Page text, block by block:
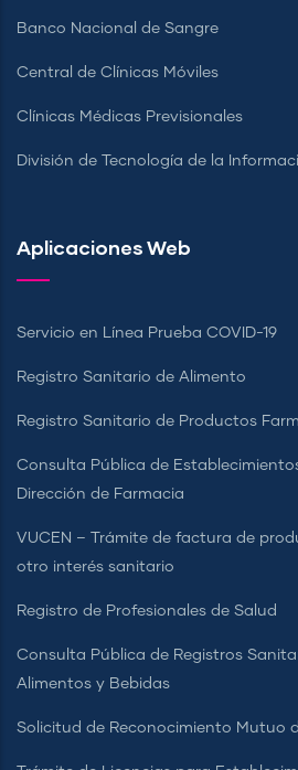
Banco Nacional de Sangre
Central de Clínicas Móviles
Clínicas Médicas Previsionales
División de Tecnología de la
Aplicaciones Web
Servicio en Línea Prueba COVID-19
Registro Sanitario de Alimento
Registro Sanitario de Productos
Consulta Pública de
Dirección de Farmacia
VUCEN – Trámite de factura de
otro interés sanitario
Registro de Profesionales de Salud
Consulta Pública de Registros
Alimentos y Bebidas
Solicitud de Reconocimiento Mutuo